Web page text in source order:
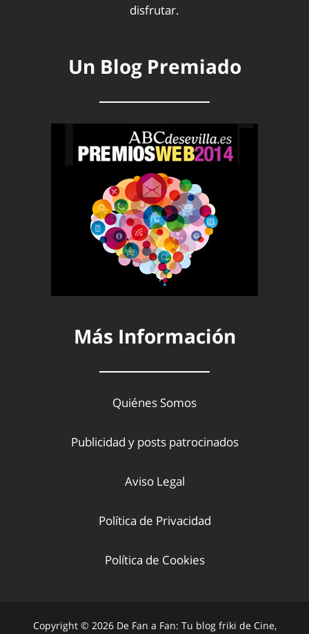
disfrutar.
Un Blog Premiado
Más Información
Quiénes Somos
Publicidad y posts patrocinados
Aviso Legal
Política de Privacidad
Política de Cookies
Copyright © 2026 De Fan a Fan: Tu blog friki de Cine,